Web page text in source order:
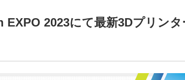
EXPO 2023にて最新3Dプリンタ